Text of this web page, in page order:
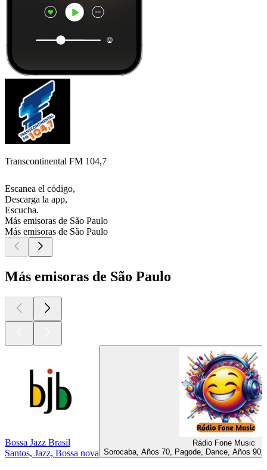
Transcontinental FM 104,7
Escanea el código,
Descarga la app,
Escucha.
Más emisoras de São Paulo
Más emisoras de São Paulo
Más emisoras de São Paulo
Bossa Jazz Brasil
Santos, Jazz, Bossa nova
Rádio Fone Music
Sorocaba, Años 70, Pagode, Dance, Años